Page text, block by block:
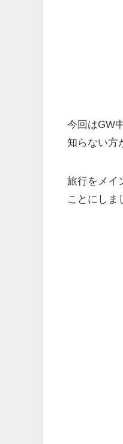
今回はGW
知らない方
旅行をメイ
ことにしま